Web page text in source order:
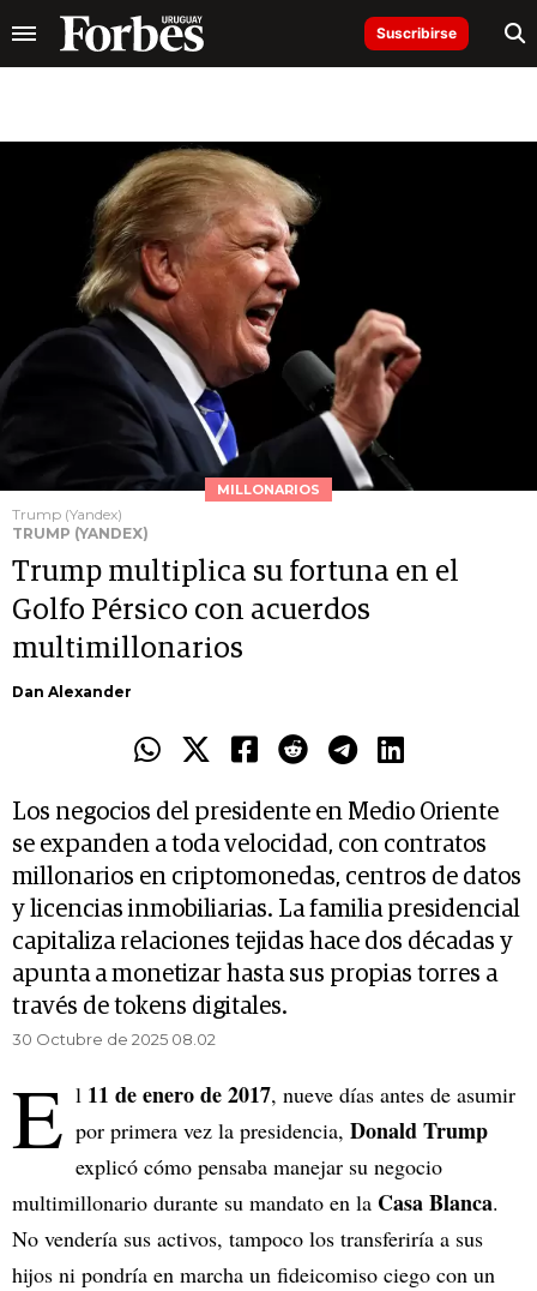
Suscribirse
MILLONARIOS
Trump (Yandex)
TRUMP (YANDEX)
Trump multiplica su fortuna en el
Golfo Pérsico con acuerdos
multimillonarios
Dan Alexander
Los negocios del presidente en Medio Oriente
se expanden a toda velocidad, con contratos
millonarios en criptomonedas, centros de datos
y licencias inmobiliarias. La familia presidencial
capitaliza relaciones tejidas hace dos décadas y
apunta a monetizar hasta sus propias torres a
través de tokens digitales.
30 Octubre de 2025 08.02
E l 11 de enero de 2017, nueve días antes de asumir
por primera vez la presidencia, Donald Trump
explicó cómo pensaba manejar su negocio
multimillonario durante su mandato en la Casa Blanca.
No vendería sus activos, tampoco los transferiría a sus
hijos ni pondría en marcha un fideicomiso ciego con un